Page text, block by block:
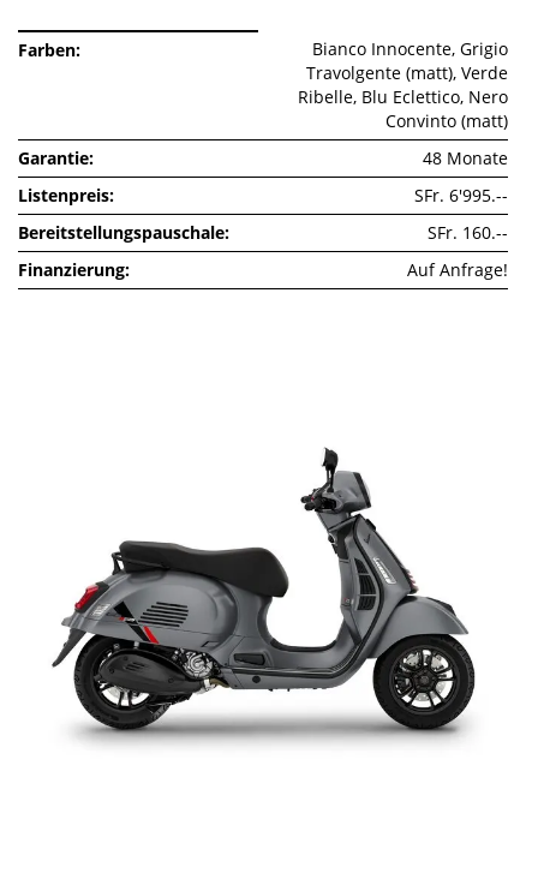
Farben
Bianco Innocente, Grigio
Travolgente (matt), Verde
Ribelle, Blu Eclettico, Nero
Convinto (matt)
Garantie
48 Monate
Listenpreis
SFr. 6'995.--
Bereitstellungspauschale
SFr. 160.--
Finanzierung
Auf Anfrage!